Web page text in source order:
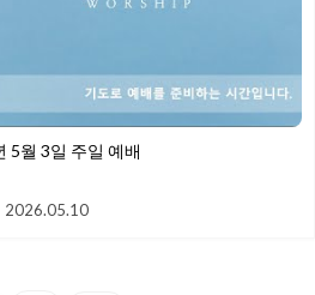
2026년 5월 3일 주일 예배
2026.05.10